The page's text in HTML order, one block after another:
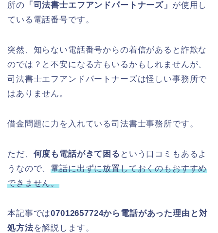
所の 「司法書士エフアンドパートナーズ」 が使用し
ている電話番号です。
突然、知らない電話番号からの着信があると詐欺な
のでは？と不安になる方もいるかもしれませんが、
司法書士エフアンドパートナーズは怪しい事務所で
はありません。
借金問題に力を入れている司法書士事務所です。
ただ、 何度も電話がきて困る という口コミもあるよ
うなので、電話に出ずに放置しておくのもおすすめ
できません。
本記事では07012657724から電話があった理由と対
処方法を解説します。